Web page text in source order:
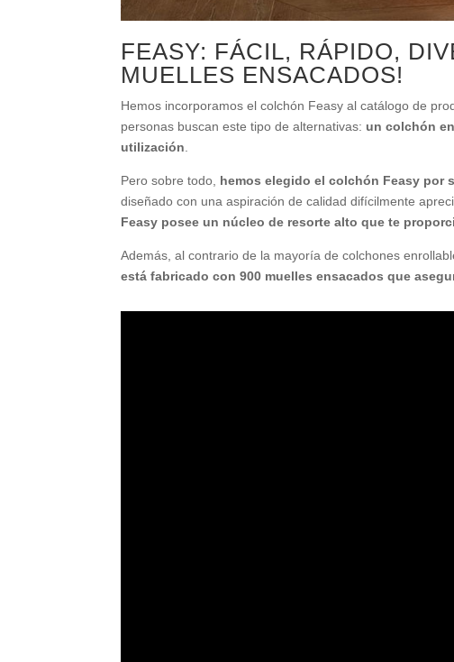
FEASY: FÁCIL, RÁPIDO,
MUELLES ENSACADOS!
Hemos incorporamos el colchón Feasy al catálogo de
personas buscan este tipo de alternativas: un colchón
utilización
Pero sobre todo, hemos elegido el colchón Feasy por
diseñado con una aspiración de calidad difícilmente
Feasy posee un núcleo de resorte alto que te
Además, al contrario de la mayoría de colchones
está fabricado con 900 muelles ensacados que